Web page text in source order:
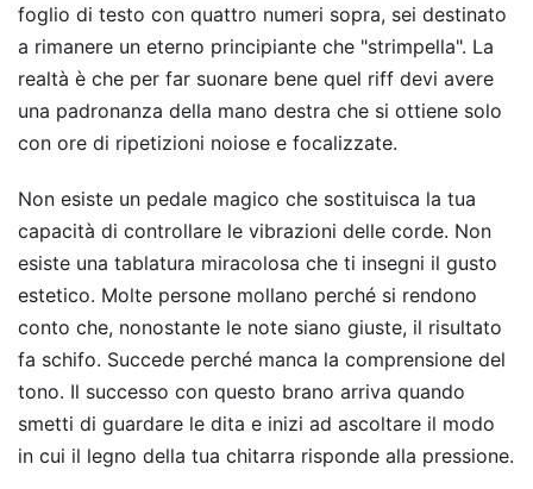
foglio di testo con quattro numeri sopra, sei destinato
a rimanere un eterno principiante che "strimpella". La
realtà è che per far suonare bene quel riff devi avere
una padronanza della mano destra che si ottiene solo
con ore di ripetizioni noiose e focalizzate.
Non esiste un pedale magico che sostituisca la tua
capacità di controllare le vibrazioni delle corde. Non
esiste una tablatura miracolosa che ti insegni il gusto
estetico. Molte persone mollano perché si rendono
conto che, nonostante le note siano giuste, il risultato
fa schifo. Succede perché manca la comprensione del
tono. Il successo con questo brano arriva quando
smetti di guardare le dita e inizi ad ascoltare il modo
in cui il legno della tua chitarra risponde alla pressione.